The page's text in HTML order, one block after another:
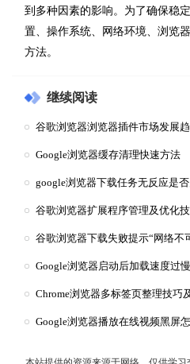
到多种因素的影响。为了确保稳
置、操作系统、网络环境、浏览
方法。
继续阅读
谷歌浏览器浏览器插件市场发展
Google浏览器缓存清理快速方法
谷歌浏览器扩展程序管理及优化
谷歌浏览器下载失败提示“网络不
Chrome浏览器多标签页整理技巧
Google浏览器播放在线视频黑屏